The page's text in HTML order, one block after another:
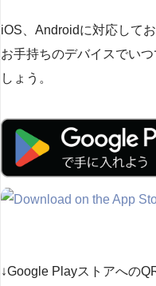
iOS、Androidに対応してお
お手持ちのデバイスでい
しょう。
↓Google Playストアへの